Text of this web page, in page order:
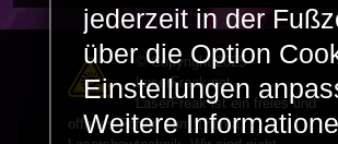
© Copyright 2025 -
LaserFreak.net
LaserFreak ist ein freies und
offenes Forum zum Thema
jederzeit in der
über die Option
Einstellungen
Weitere